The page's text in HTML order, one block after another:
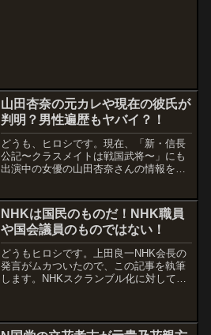
山田杏奈の元カレや現在の彼氏が
判明？男性遍歴もヤバイ？！
どうも、ヒロシです。現在、「新・信長
公記〜クラスメイトは戦国武将〜」にも
出演中の女優の山田杏奈さんの情報をま
長公記」の枠で出演していましたね。今
回は、そんな今大注目の女優さんであ...
NHKは国民のものだ！NHK職員
や国会議員のものではない！
どうもヒロシです。上田良一NHK会長の
発言がムカついたので、この記事を執筆
します。NHKスクランブル化に対して上
でしょうか。それは国民が決めることじ